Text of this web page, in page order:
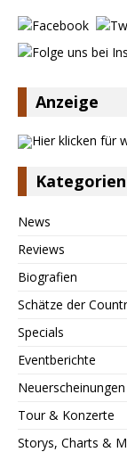
Anzeige
Kategorien
News
Reviews
Biografien
Schätze der
Specials
Eventberichte
Tour & Konzerte
Storys, Charts &